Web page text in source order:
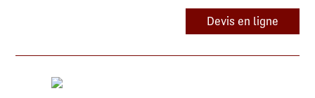
Devis en ligne